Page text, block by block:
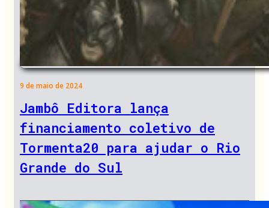
9 de maio de 2024
Jambô Editora lança
financiamento coletivo de
Tormenta20 para ajudar o Rio
Grande do Sul